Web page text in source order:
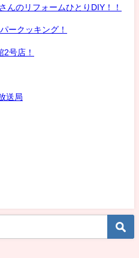
んのリフォームひとりDIY！！
ークッキング！
号店！
送局